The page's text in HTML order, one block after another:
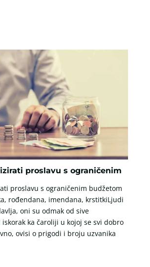
proslavu s ograničenim
proslavu s ograničenim budžetom
rođendana, imendana, krstitkiLjudi
oni su odmak od sive
iskorak ka čaroliji u kojoj se svi dobro
ovisi o prigodi i broju uzvanika